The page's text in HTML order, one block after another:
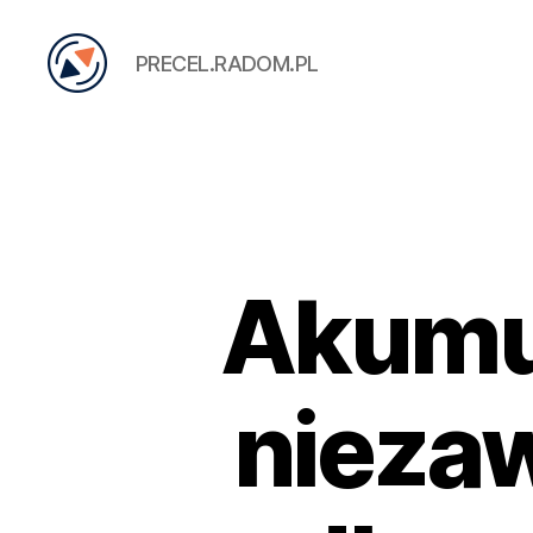
PRECEL.RADOM.PL